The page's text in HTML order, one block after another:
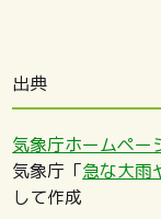
出典
気象庁ホームペー
気象庁「急な大雨
して作成